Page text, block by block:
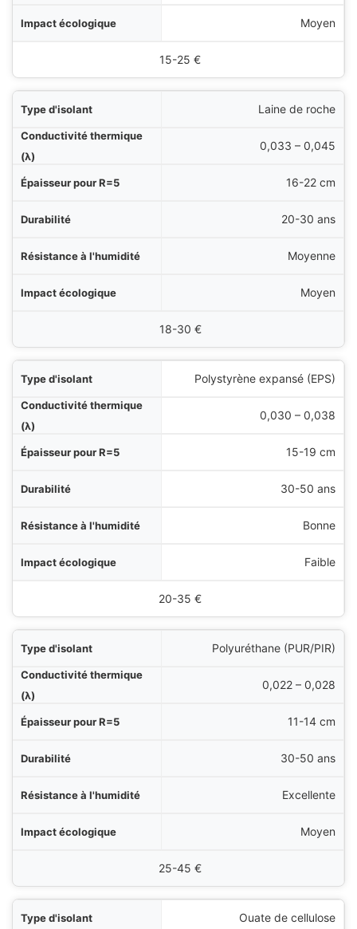
Moyen
15-25 €
Laine de roche
0,033 – 0,045
16-22 cm
20-30 ans
Moyenne
Moyen
18-30 €
Polystyrène expansé (EPS)
0,030 – 0,038
15-19 cm
30-50 ans
Bonne
Faible
20-35 €
Polyuréthane (PUR/PIR)
0,022 – 0,028
11-14 cm
30-50 ans
Excellente
Moyen
25-45 €
Ouate de cellulose